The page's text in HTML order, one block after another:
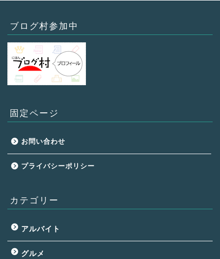
ブログ村参加中
固定ページ
お問い合わせ
プライバシーポリシー
カテゴリー
アルバイト
グルメ